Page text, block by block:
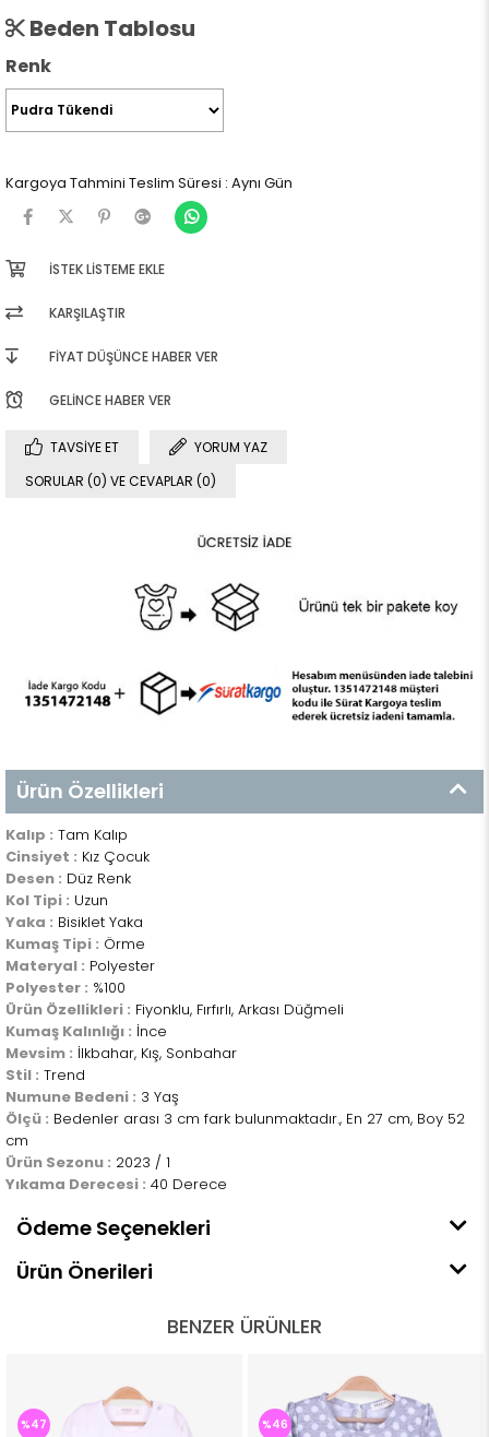
Beden Tablosu
Renk
Kargoya Tahmini Teslim Süresi : Aynı Gün
İSTEK LISTEME EKLE
KARŞILAŞTIR
FIYAT DÜŞÜNCE HABER VER
GELINCE HABER VER
TAVSIYE ET
YORUM YAZ
SORULAR (0) VE CEVAPLAR (0)
Ürün Özellikleri
Kalıp : Tam Kalıp
Cinsiyet : Kız Çocuk
Desen : Düz Renk
Kol Tipi : Uzun
Yaka : Bisiklet Yaka
Kumaş Tipi : Örme
Materyal : Polyester
Polyester : %100
Ürün Özellikleri : Fiyonklu, Fırfırlı, Arkası Düğmeli
Kumaş Kalınlığı : İnce
Mevsim : İlkbahar, Kış, Sonbahar
Stil : Trend
Numune Bedeni : 3 Yaş
Ölçü : Bedenler arası 3 cm fark bulunmaktadır., En 27 cm, Boy 52
cm
Ürün Sezonu : 2023 / 1
Yıkama Derecesi : 40 Derece
Ödeme Seçenekleri
Ürün Önerileri
BENZER ÜRÜNLER
%47 %46